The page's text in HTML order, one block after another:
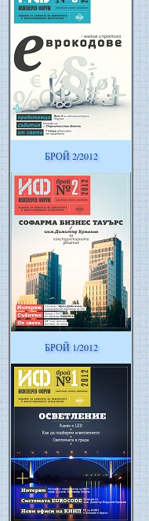
БРОЙ 2/2012
БРОЙ 1/2012